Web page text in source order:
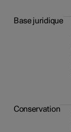
Base juridique
Conservation